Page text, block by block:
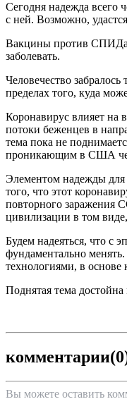
Сегодня надежда всего
с ней. Возможно,
Вакцины против СПИДа
заболевать.
Человечество
пределах того, куда
Коронавирус влияет на
потоки беженцев в
тема пока не
проникающим в США
Элементом надежды для
того, что этот
повторного заражения
цивилизации в том
Будем надеяться, что с
фундаментально
технологиями, в основе
Поднятая тема достойна
комментарии
Вы можете оставить